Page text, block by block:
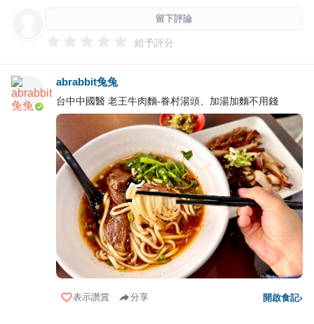
留下評論
給予評分
abrabbit兔兔
台中中國醫 老王牛肉麵-眷村湯頭、加湯加麵不用錢
表示讚賞 分享 開啟食記›